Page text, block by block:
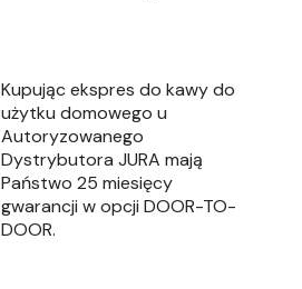
Kupując ekspres do kawy do
użytku domowego u
Autoryzowanego
Dystrybutora JURA mają
Państwo 25 miesięcy
gwarancji w opcji DOOR-TO-
DOOR.